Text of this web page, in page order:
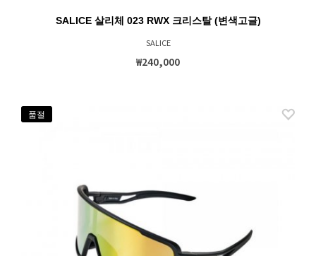
SALICE 살리체 023 RWX 크리스탈 (변색고글)
SALICE
₩240,000
품절